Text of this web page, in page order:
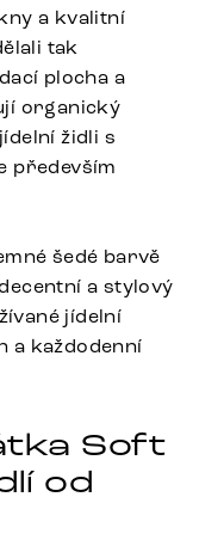
a kvalitní
tak
plocha a
organický
židli s
především
šedé barvě
a stylový
jídelní
a každodenní
Soft
od